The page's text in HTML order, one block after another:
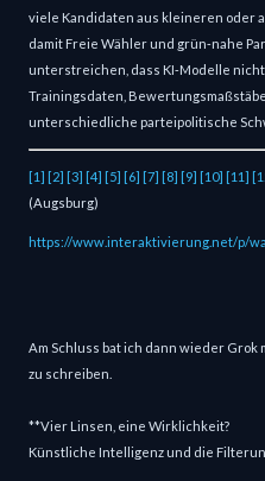
viele Kandidaten aus kleineren oder
damit Freie Wähler und grün‑nahe
unterstreichen, dass KI‑Modelle
Trainingsdaten,
unterschiedliche parteipolitische
[1] [2] [3] [4] [5] [6] [7] [8] [9] [10] [11]
(Augsburg)
https://www.interaktivierung.net/p/
Am Schluss bat ich dann wieder Grok
zu schreiben.
**Vier Linsen, eine Wirklichkeit?
Künstliche Intelligenz und die